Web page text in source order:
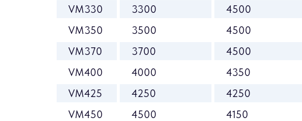
VM330
3300 4500
VM350
3500 4500
VM370
3700 4500
VM400
4000 4350
VM425
4250 4250
VM450
4500 4150